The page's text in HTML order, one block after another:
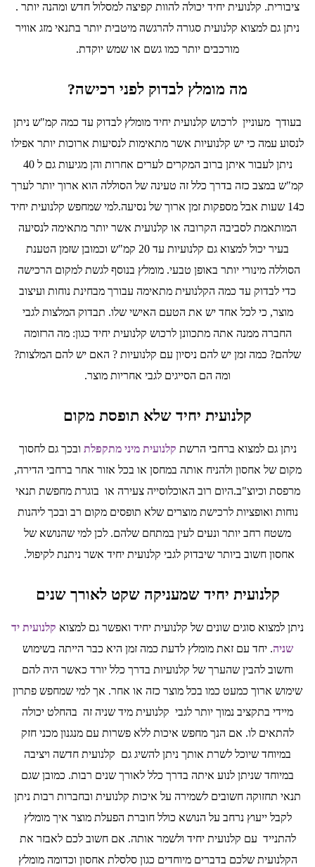
ציבורית. קלנועית יחיד יכולה להוות קפיצה למסלול חדש ומהנה יותר .
ניתן גם למצוא קלנועית סגורה להרגשה מיטבית יותר בתנאי מזג אוויר
מורכבים יותר כמו גשם או שמש יוקדת.
מה מומלץ לבדוק לפני רכישה?
בעודך מעוניין לרכוש קלנועית יחיד מומלץ לבדוק עד כמה קמ"ש ניתן
לנסוע עמה כי יש קלנועיות אשר מתאימות לנסיעות ארוכות יותר אפילו
ניתן לעבור איתן ברוב המקרים לערים אחרות והן מגיעות גם ל 40
קמ"ש במצב כזה בדרך כלל זה טעינה של הסוללה הוא ארוך יותר לערך
כ14 שעות אבל מספקות זמן ארוך של נסיעה.למי שמחפש קלנועית יחיד
המותאמת לסביבה הקרובה או קלנועית אשר יותר מתאימה לנסיעה
בעיר יכול למצוא גם קלנועיות עד 20 קמ"ש וכמובן שזמן הטענת
הסוללה מינורי יותר באופן טבעי. מומלץ בנוסף לגשת למקום הרכישה
כדי לבדוק עד כמה הקלנועית מתאימה עבורך מבחינת נוחות ועיצוב
מוצר, כי לכל אחד יש את הטעם האישי שלו. תבדוק המלצות לגבי
החברה ממנה אתה מתכוונן לרכוש קלנועית יחיד כגון: מה הרזומה
שלהם? כמה זמן יש להם ניסיון עם קלנועיות ? האם יש להם המלצות?
ומה הם הסייגים לגבי אחריות מוצר.
קלנועית יחיד שלא תופסת מקום
ניתן גם למצוא ברחבי הרשת קלנועית מיני מתקפלת ובכך גם לחסוך
מקום של אחסון ולהניח אותה במחסן או בכל אזור אחר ברחבי הדירה,
מרפסת וכיוצ"ב.היום רוב האוכלוסייה צעירה או בוגרת מחפשת תנאי
נוחות ואופציות לרכישת מוצרים שלא תופסים מקום רב ובכך ליהנות
משטח רחב יותר ונעים לעין במתחם שלהם. לכן למי שהנושא של
אחסון חשוב ביותר שיבדוק לגבי קלנועית יחיד אשר ניתנת לקיפול.
קלנועית יחיד שמעניקה שקט לאורך שנים
ניתן למצוא סוגים שונים של קלנועית יחיד ואפשר גם למצוא קלנועית יד
שניה. יחד עם זאת מומלץ לדעת כמה זמן היא כבר הייתה בשימוש
וחשוב להבין שהערך של קלנועיות בדרך כלל יורד כאשר היה להם
שימוש ארוך כמעט כמו בכל מוצר כזה או אחר. אך למי שמחפש פתרון
מיידי בתקציב נמוך יותר לגבי קלנועית מיד שניה זה בהחלט יכולה
להתאים לו. אם הנך מחפש איכות ללא פשרות עם מנגנון מכני חזק
במיוחד שיוכל לשרת אותך ניתן להשיג גם קלנועית חדשה ויציבה
במיוחד שניתן לנוע איתה בדרך כלל לאורך שנים רבות. כמובן שגם
תנאי תחזוקה חשובים לשמירה על איכות קלנועית ובחברות רבות ניתן
לקבל ייעוץ נרחב על הנושא כולל חוברת הפעלת מוצר איך מומלץ
להתנייד עם קלנועית יחיד ולשמר אותה. אם חשוב לכם לאבזר את
הקלנועית שלכם בדברים מיוחדים כגון סלסלת אחסון וכדומה מומלץ